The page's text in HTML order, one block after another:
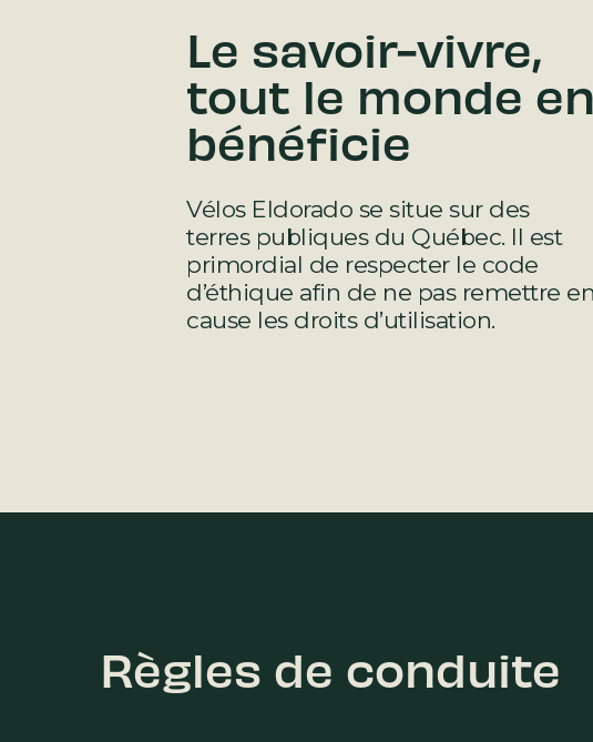
Le savoir-vivre,
tout le monde en
bénéficie
Vélos Eldorado se situe sur des
terres publiques du Québec. Il est
primordial de respecter le code
d’éthique afin de ne pas remettre en
cause les droits d’utilisation.
Règles de conduite